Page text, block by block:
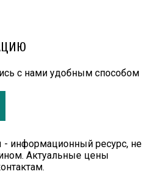
с нами удобным способом
информационный ресурс, не
Актуальные цены